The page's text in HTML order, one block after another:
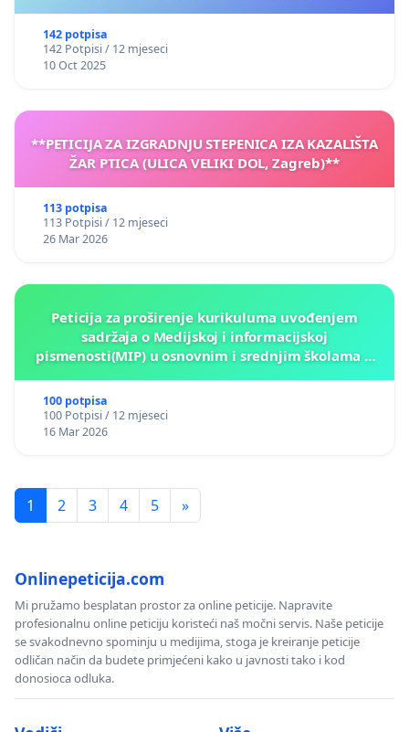
142 potpisa
142 Potpisi / 12 mjeseci
10 Oct 2025
**PETICIJA ZA IZGRADNJU STEPENICA IZA KAZALIŠTA
ŽAR PTICA (ULICA VELIKI DOL, Zagreb)**
113 potpisa
113 Potpisi / 12 mjeseci
26 Mar 2026
Peticija za proširenje kurikuluma uvođenjem
sadržaja o Medijskoj i informacijskoj
pismenosti(MIP) u osnovnim i srednjim školama u
100 potpisa
100 Potpisi / 12 mjeseci
16 Mar 2026
1 2 3 4 5 »
Onlinepeticija.com
Mi pružamo besplatan prostor za online peticije. Napravite
profesionalnu online peticiju koristeći naš močni servis. Naše peticije
se svakodnevno spominju u medijima, stoga je kreiranje peticije
odličan način da budete primjećeni kako u javnosti tako i kod
donosioca odluka.